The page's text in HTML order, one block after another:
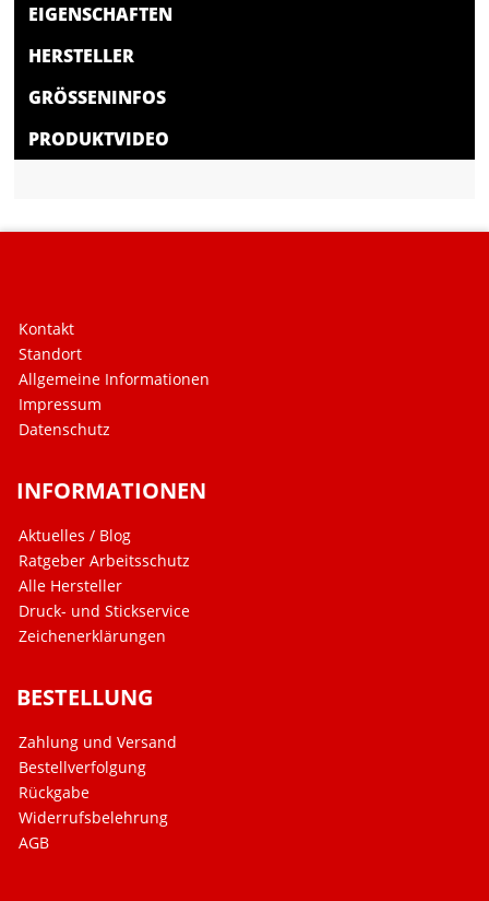
EIGENSCHAFTEN
HERSTELLER
GRÖSSENINFOS
PRODUKTVIDEO
Kontakt
Standort
Allgemeine Informationen
Impressum
Datenschutz
INFORMATIONEN
Aktuelles / Blog
Ratgeber Arbeitsschutz
Alle Hersteller
Druck- und Stickservice
Zeichenerklärungen
BESTELLUNG
Zahlung und Versand
Bestellverfolgung
Rückgabe
Widerrufsbelehrung
AGB